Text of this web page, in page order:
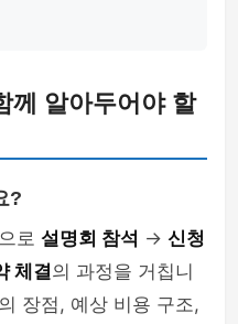
께 알아두어야 할
?
로 설명회 참석 → 신청
체결의 과정을 거칩니
장점, 예상 비용 구조,